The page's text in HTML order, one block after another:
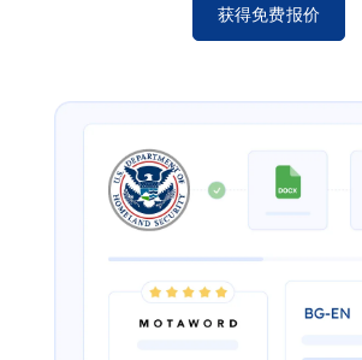
获得免费报价